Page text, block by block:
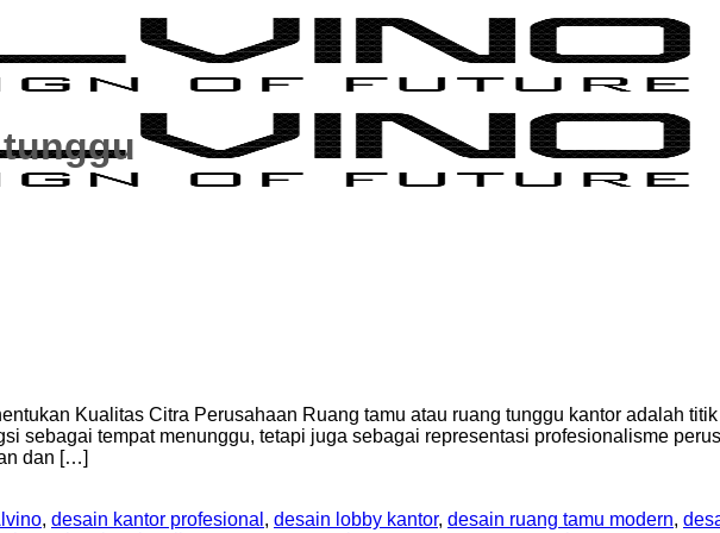
Kualitas Citra Perusahaan Ruang tamu atau ruang tunggu kantor adalah
sebagai tempat menunggu, tetapi juga sebagai representasi profesionalisme
dan […]
, desain kantor profesional , desain lobby kantor, desain ruang tamu modern,